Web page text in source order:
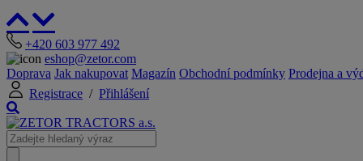
+420 603 977 492
eshop@zetor.com
Doprava Jak nakupovat Magazín Obchodní podmínky Prodejna a
Registrace / Přihlášení